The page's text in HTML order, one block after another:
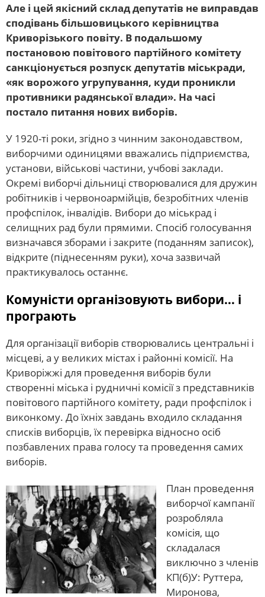
Але і цей якісний склад депутатів не виправдав
сподівань більшовицького керівництва
Криворізького повіту. В подальшому
постановою повітового партійного комітету
санкціонується розпуск депутатів міськради,
«як ворожого угрупування, куди проникли
противники радянської влади». На часі
постало питання нових виборів.
У 1920-ті роки, згідно з чинним законодавством,
виборчими одиницями вважались підприємства,
установи, військові частини, учбові заклади.
Окремі виборчі дільниці створювалися для дружин
робітників і червоноармійців, безробітних членів
профспілок, інвалідів. Вибори до міськрад і
селищних рад були прямими. Спосіб голосування
визначався зборами і закрите (поданням записок),
відкрите (піднесенням руки), хоча зазвичай
практикувалось останнє.
Комуністи організовують вибори… і
програють
Для організації виборів створювались центральні і
місцеві, а у великих містах і районні комісії. На
Криворіжжі для проведення виборів були
створенні міська і рудничні комісії з представників
повітового партійного комітету, ради профспілок і
виконкому. До їхніх завдань входило складання
списків виборців, їх перевірка відносно осіб
позбавлених права голосу та проведення самих
виборів.
План проведення
виборчої кампанії
розробляла
комісія, що
складалася
виключно з членів
КП(б)У: Руттера,
Миронова,